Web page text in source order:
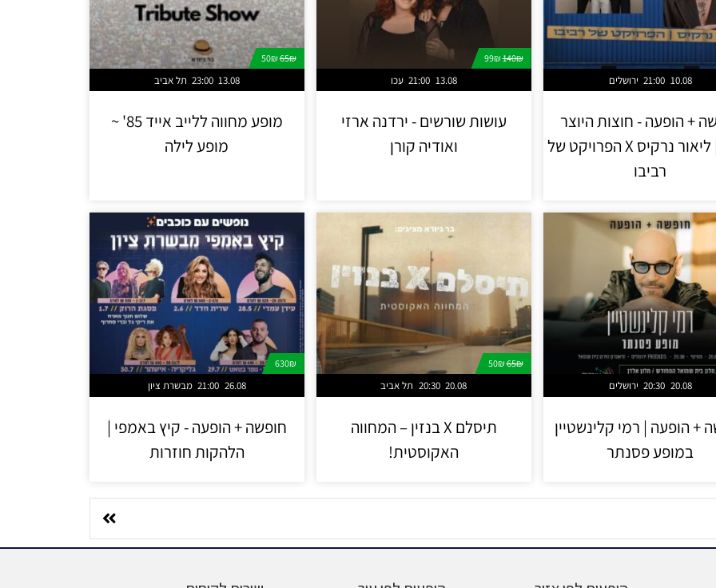
ירושלים 21:00 10.08
+ הופעה - חוצות היוצר
2026 | ליאור נרקיס X הפרויקט של
רביבו
140₪
99₪
עכו 21:00 13.08
עושות שורשים - ירדנה ארזי
ואודיה קורן
65₪
50₪
תל אביב 23:00 13.08
מופע מחווה ללייב אייד 85' ~
מופע לילה
ירושלים 20:30 20.08
+ הופעה | רמי קלינשטיין
במופע פסנתר
65₪
50₪
תל אביב 20:30 20.08
תיסלם X בנזין – המחווה
האקוסטית!
630₪
מבשרת ציון 21:00 26.08
חופשה + הופעה - קיץ באמפי |
הלהקות חוזרות